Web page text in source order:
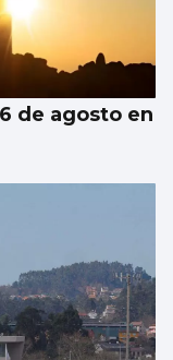
de agosto en